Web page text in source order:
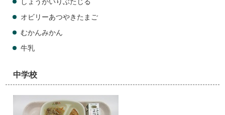
しょうがいりぶたじる
オビリーあつやきたまご
むかんみかん
牛乳
中学校